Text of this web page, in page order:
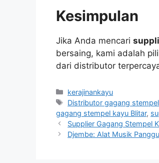
Kesimpulan
Jika Anda mencari
bersaing, kami adalah
dari distributor
Categories
kerajinankayu
Tags
Distributor gagang
gagang stempel kayu Blitar,
Supplier Gagang Stempel
Djembe: Alat Musik